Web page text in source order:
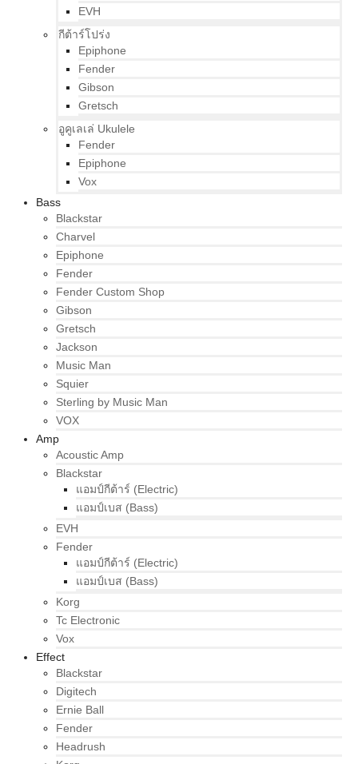
EVH
กีต้าร์โปร่ง
Epiphone
Fender
Gibson
Gretsch
อูคูเลเล่ Ukulele
Fender
Epiphone
Vox
Bass
Blackstar
Charvel
Epiphone
Fender
Fender Custom Shop
Gibson
Gretsch
Jackson
Music Man
Squier
Sterling by Music Man
VOX
Amp
Acoustic Amp
Blackstar
แอมป์กีต้าร์ (Electric)
แอมป์เบส (Bass)
EVH
Fender
แอมป์กีต้าร์ (Electric)
แอมป์เบส (Bass)
Korg
Tc Electronic
Vox
Effect
Blackstar
Digitech
Ernie Ball
Fender
Headrush